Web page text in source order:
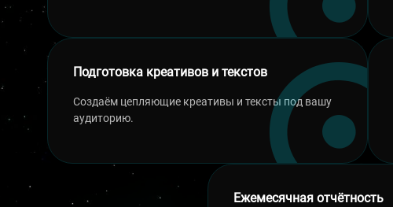
Подготовка креативов и текстов
Создаём цепляющие креативы и тексты под вашу
аудиторию.
Ежемесячная отчётность